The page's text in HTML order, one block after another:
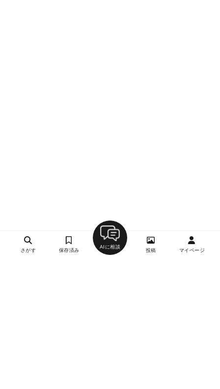
さがす 保存済み
AIに相談
投稿 マイページ